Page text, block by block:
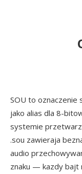
SOU to oznaczenie
jako alias dla 8-
systemie
.sou zawieraja
audio
znaku — kazdy bajt